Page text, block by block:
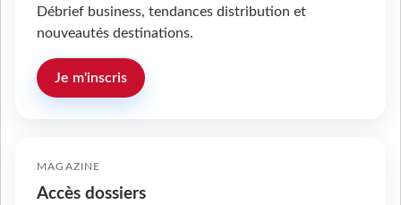
Débrief business, tendances distribution et
nouveautés destinations.
Je m'inscris
MAGAZINE
Accès dossiers